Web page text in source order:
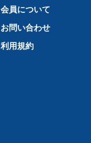
会員について
お問い合わせ
利用規約